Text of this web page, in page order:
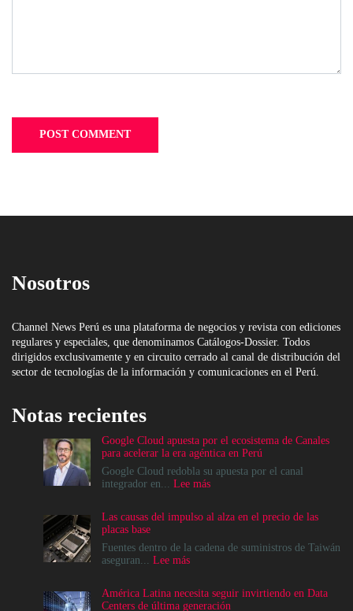
Nosotros
Channel News Perú es una plataforma de negocios y revista con ediciones
regulares y especiales, que denominamos Catálogos-Dossier. Todos
dirigidos exclusivamente y en circuito cerrado al canal de distribución del
sector de tecnologías de la información y comunicaciones en el Perú.
Notas recientes
Google Cloud apuesta por el ecosistema de Canales
para acelerar la era agéntica en Perú
Google Cloud redobla su apuesta por el canal
integrador en... Lee más:
apuesta
el
para
Las causas del impulso al alza en el precio de las
placas base
Fuentes dentro de la cadena de suministros de Taiwán
aseguran... Lee más:
del
América Latina necesita seguir invirtiendo en Data
Centers de última generación